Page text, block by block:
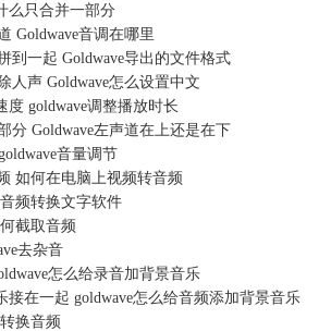
么只合并一部分
Goldwave音调在哪里
到一起 Goldwave导出的文件格式
人声 Goldwave怎么设置中文
度 goldwave调整播放时长
分 Goldwave左声道在上还是在下
音量调节
如何在电脑上视频转音频
频转换文字软件
截取音频
去杂音
怎么给录音加背景音乐
接在一起 goldwave怎么给音频添加背景音乐
换音频